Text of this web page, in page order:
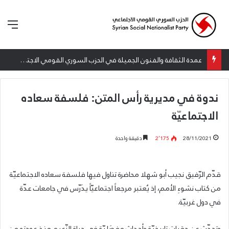
عمدة الثقافة والفنون الجميلة في الحزب السوري القومي الاجتماعي تعلن نتائج الدورة الخامسة من جائزة أنطون سعاده الأدبية
ندوة في مديرية رأس المتن: فلسفة سعاده
الاجتماعيّة
28/11/2021 2٬175 دقيقة واحدة
قدّم الرّفيق نجيب أبو شهلا محاضرة تناول فيها فلسفة سعاده الاجتماعيّة
من كتاب نشوءِ الأمم، إذ يُعتبر مرجعاً اجتماعيّاً يدَرّس في جامعات عدّة
في دول غربيّة.